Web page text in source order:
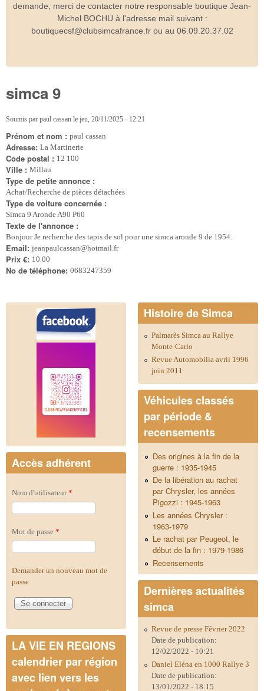
demande, merci de contacter notre responsable boutique Jean-
Michel BOCHU à l'adresse mail suivant :
boutiquecsf@clubsimcafrance.fr ou au 06.09.20.37.02
simca 9
Soumis par paul cassan le jeu, 20/11/2025 - 12:21
Prénom et nom : paul cassan
Adresse: La Martinerie
Code postal : 12 100
Ville : Millau
Type de petite annonce :
Achat/Recherche de pièces détachées
Type de voiture concernée :
Simca 9 Aronde A90 P60
Texte de l'annonce :
Bonjour Je recherche des tapis de sol pour une simca aronde 9 de 1954.
Email: jeanpaulcassan@hotmail.fr
Prix €: 10.00
No de téléphone: 0683247359
Accès adhérent
Nom d'utilisateur*
Mot de passe *
Demander un nouveau mot de
passe
LA VIE EN REGIONS
calendrier par région
avec lien vers les
Histoire de Simca
Palmarès Simca au Rallye
Monte-Carlo
Revue Automobilia avril 1996
juin 2011
Véhicules classés
par période &
recensements
Des origines à la fin de la
guerre : 1935-1945
De la libération au rachat
par Chrysler, les années
Pigozzi : 1945-1963
Les années Chrysler :
1963-1979
Le rachat par Peugeot, le
début de la fin : 1979-1986
Recensements
Dernières actualités
simca
Revue de presse Février 2022
Date de publication:
12/02/2022 - 10:21
Daniel Eléna en 1000 Rallye 3
Date de publication:
13/01/2022 - 18:15